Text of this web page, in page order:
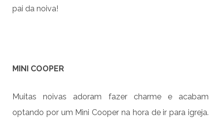
pai da noiva!
MINI COOPER
Muitas noivas adoram fazer charme e acabam
optando por um Mini Cooper na hora de ir para igreja.